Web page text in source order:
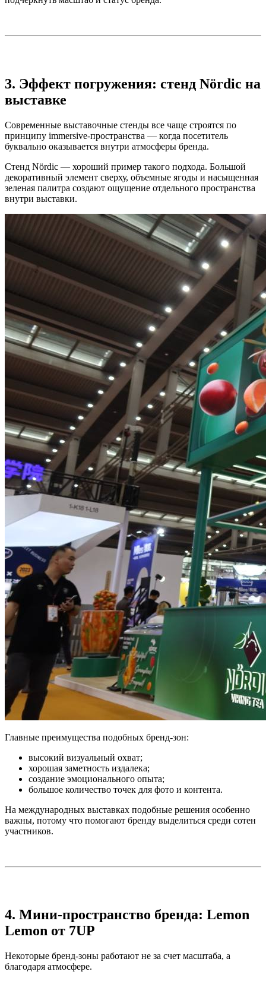
3. Эффект погружения: стенд Nördic на
выставке
Современные выставочные стенды все чаще строятся по
принципу immersive-пространства — когда посетитель
буквально оказывается внутри атмосферы бренда.
Стенд Nördic — хороший пример такого подхода. Большой
декоративный элемент сверху, объемные ягоды и насыщенная
зеленая палитра создают ощущение отдельного пространства
внутри выставки.
Главные преимущества подобных бренд-зон:
высокий визуальный охват;
хорошая заметность издалека;
создание эмоционального опыта;
большое количество точек для фото и контента.
На международных выставках подобные решения особенно
важны, потому что помогают бренду выделиться среди сотен
участников.
4. Мини-пространство бренда: Lemon
Lemon от 7UP
Некоторые бренд-зоны работают не за счет масштаба, а
благодаря атмосфере.